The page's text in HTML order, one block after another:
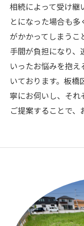
相続によって受け継
とになった場合も
がかかってしまうこ
手間が負担になり、
いったお悩みを抱
いております。板
寧にお伺いし、それ
ご提案することで、